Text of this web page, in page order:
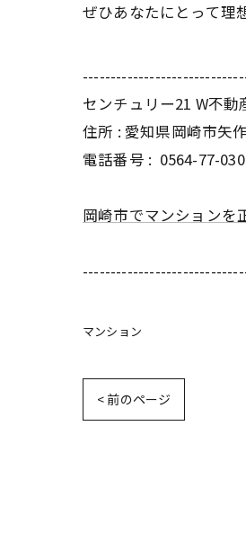
ぜひあなたにとって理
センチュリー21 W不動
住所 : 愛知県岡崎市矢
電話番号 : 0564-77-
岡崎市でマンションを
マンション
< 前のページ